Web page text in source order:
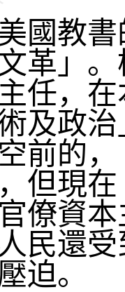
教書
革」
任，
及政
前的
但現
僚資
民還
迫。